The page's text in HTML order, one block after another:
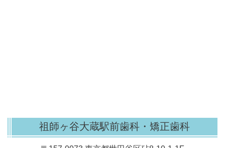
祖師ヶ谷大蔵駅前歯科・矯正歯科